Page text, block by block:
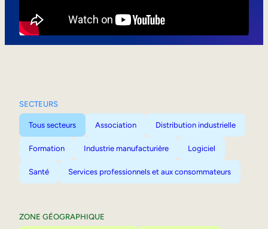
SECTEURS
Tous secteurs Association Distribution industrielle
Formation Industrie manufacturière Logiciel
Santé Services professionnels et aux consommateurs
ZONE GÉOGRAPHIQUE